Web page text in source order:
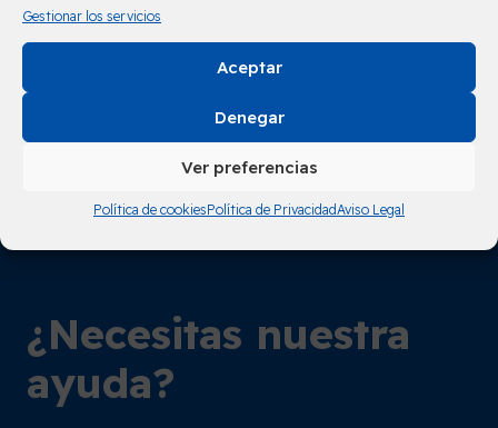
Gestionar los servicios
Aceptar
Denegar
Ver preferencias
Política de cookiesPolítica de PrivacidadAviso Legal
¿Necesitas nuestra
ayuda?